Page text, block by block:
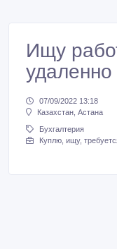
Ищу
удаленно
07/09/2022 13:18
Казахстан, Астана
Бухгалтерия
Куплю, ищу,